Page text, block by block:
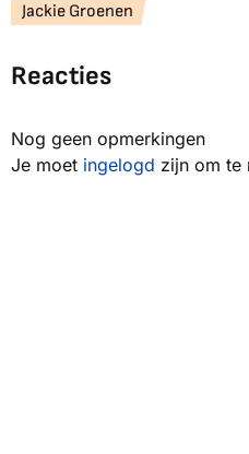
Jackie Groenen
Reacties
Nog geen opmerkingen
Je moet ingelogd zijn om te